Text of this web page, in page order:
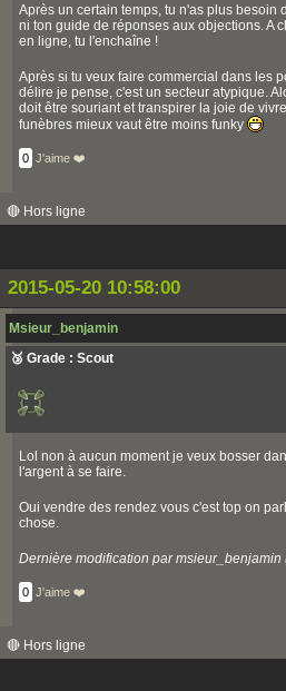
Après un certain temps, tu n'as plus besoin
ni ton guide de réponses aux objections. A
en ligne, tu l'enchaîne !
Après si tu veux faire commercial dans les
délire je pense, c'est un secteur atypique.
doit être souriant et transpirer la joie de
funèbres mieux vaut être moins funky
0 J'aime ❤️
🔴 Hors ligne
2015-05-20 10:58:00
Msieur_benjamin
🥉 Grade : Scout
Lol non à aucun moment je veux bosser
l'argent à se faire.
Oui vendre des rendez vous c'est top on
chose.
Dernière modification par msieur_benjamin
0 J'aime ❤️
🔴 Hors ligne